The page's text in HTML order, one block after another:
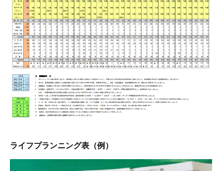
ライフプランニング表（例）